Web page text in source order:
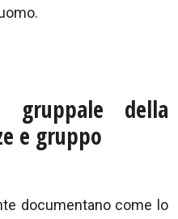
gruppale della
e gruppo
documentano come lo